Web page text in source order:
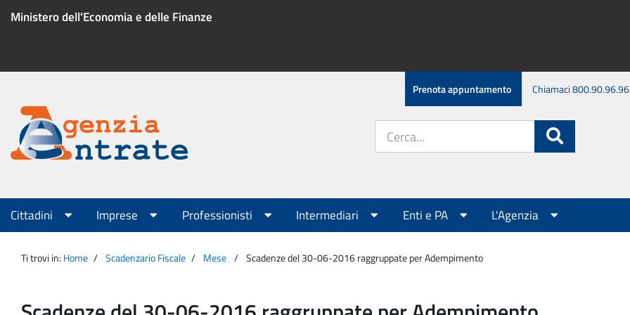
Ministero dell'Economia e delle Finanze
Menu
servizio
Prenota appuntamento Chiamaci 800.90.96.96
Agenzia
Entrate
sito:
Menu
principale
Cittadini Imprese Professionisti Intermediari Enti e PA L'Agenzia
Ti trovi in: Home Scadenzario Fiscale Mese Scadenze del 30-06-2016 raggruppate per Adempimento